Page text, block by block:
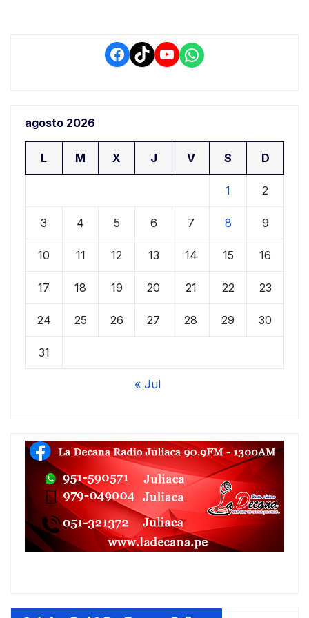
Facebook
TikTokYouTube
WhatsApp
agosto 2026
L M X J V S D
1 2
3 4 5 6 7 8 9
10 11 12 13 14 15 16
17 18 19 20 21 22 23
24 25 26 27 28 29 30
31
« Jul